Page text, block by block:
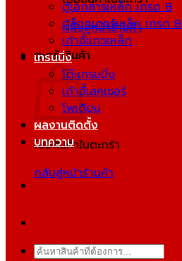
กลับสู่หน้าร้านค้า
ตะกร้าสินค้า
ไม่มีสินค้าในตะกร้า
กลับสู่หน้าร้านค้า
ตู้เอกสารเหล็ก เกรด B
ตู้ล็อกเกอร์เหล็ก เกรด B
เก้าอี้แถวเหล็ก
เทรนนิ่ง
โต๊ะเทรนนิ่ง
เก้าอี้เลคเชอร์
โพเดียม
ผลงานติดตั้ง
บทความ
ค้นหา: